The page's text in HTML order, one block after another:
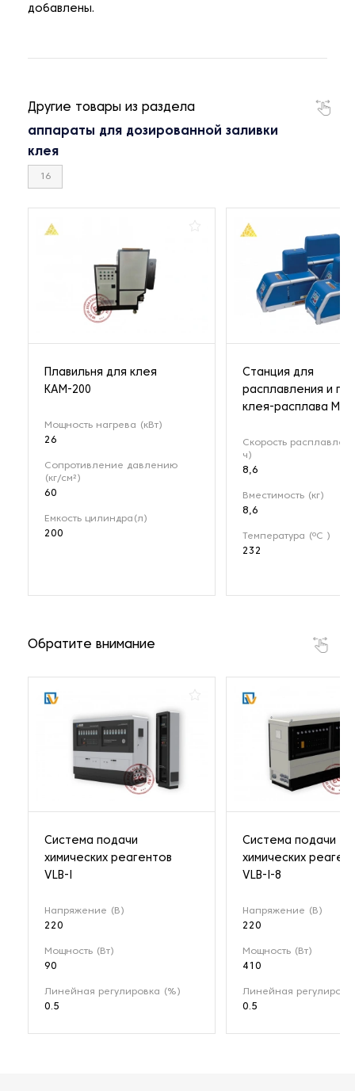
добавлены.
Другие товары из раздела
аппараты для дозированной заливки
клея
16
Плавильня для клея
КАМ-200
Мощность нагрева (кВт)
26
Сопротивление давлению
(кг/см²)
60
Емкость цилиндра(л)
200
Cтанция для
расплавления и
клея-расплава
Скорость
ч)
8,6
Вместимость (кг)
8,6
Температура (ºC )
232
Обратите внимание
Система подачи
химических реагентов
VLB-I
Напряжение (В)
220
Мощность (Вт)
90
Линейная регулировка (%)
0.5
Система подачи
химических
VLB-I-8
Напряжение (В)
220
Мощность (Вт)
410
Линейная
0.5